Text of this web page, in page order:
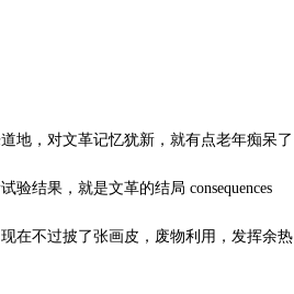
地，对文革记忆犹新，就有点老年痴呆了
结果，就是文革的结局 consequences
在不过披了张画皮，废物利用，发挥余热